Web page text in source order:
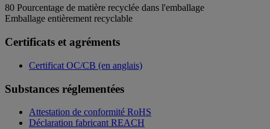
80 Pourcentage de matière recyclée dans l'emballage
Emballage entièrement recyclable
Certificats et agréments
Certificat OC/CB (en anglais)
Substances réglementées
Attestation de conformité RoHS
Déclaration fabricant REACH